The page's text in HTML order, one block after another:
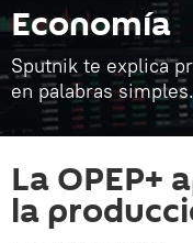
Economía
Sputnik te explica
en palabras simples.
La OPEP+
la